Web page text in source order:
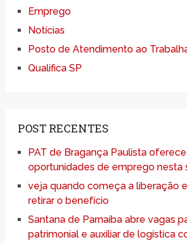
Emprego
Notícias
Posto de Atendimento ao
Qualifica SP
POST RECENTES
PAT de Bragança Paulista
oportunidades de emprego nesta
veja quando começa a liberação
retirar o benefício
Santana de Parnaíba abre vagas
patrimonial e auxiliar de logística